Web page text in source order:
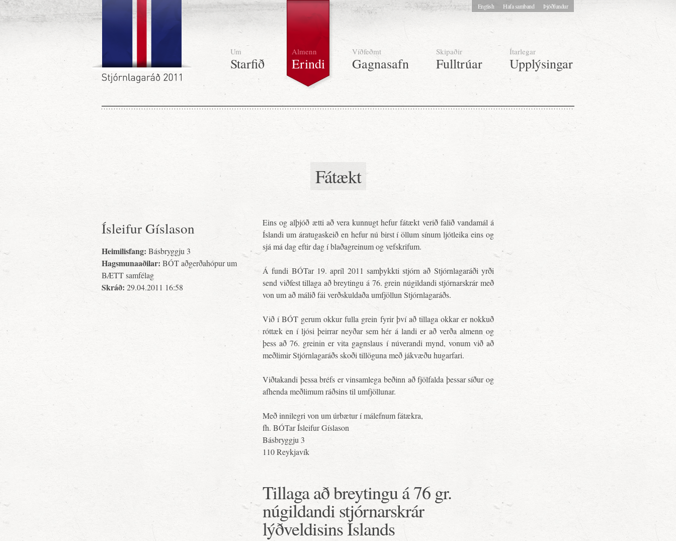
Um
Starfið
Almenn
Erindi
Víðfeðmt
Gagnasafn
Skipaðir
Fulltrúar
Ítarlegar
Upplýsingar
English Hafa samband Þjóðfundur
Fátækt
Ísleifur Gíslason
Heimilisfang: Básbryggju 3
Hagsmunaaðilar: BÓT aðgerðahópur um
BÆTT samfélag
Skráð: 29.04.2011 16:58
Eins og alþjóð ætti að vera kunnugt hefur fátækt verið falið vandamál á
Íslandi um áratugaskeið en hefur nú birst í öllum sínum ljótleika eins og
sjá má dag eftir dag í blaðagreinum og vefskrifum.
Á fundi BÓTar 19. apríl 2011 samþykkti stjórn að Stjórnlagaráði yrði
send viðfest tillaga að breytingu á 76. grein núgildandi stjórnarskrár með
von um að málið fái verðskuldaða umfjöllun Stjórnlagaráðs.
Við í BÓT gerum okkur fulla grein fyrir því að tillaga okkar er nokkuð
róttæk en í ljósi þeirrar neyðar sem hér á landi er að verða almenn og
þess að 76. greinin er vita gagnslaus í núverandi mynd, vonum við að
meðlimir Stjórnlagaráðs skoði tillöguna með jákvæðu hugarfari.
Viðtakandi þessa bréfs er vinsamlega beðinn að fjölfalda þessar síður og
afhenda meðlimum ráðsins til umfjöllunar.
Með innilegri von um úrbætur í málefnum fátækra,
fh. BÓTar Ísleifur Gíslason
Básbryggju 3
110 Reykjavík
Tillaga að breytingu á 76 gr.
núgildandi stjórnarskrár
lýðveldisins Íslands